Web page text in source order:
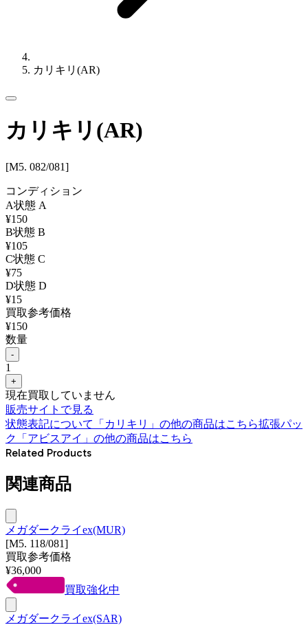
カリキリ(AR)
カリキリ(AR)
[M5. 082/081]
コンディション
A状態 A
¥150
B状態 B
¥105
C状態 C
¥75
D状態 D
¥15
買取参考価格
¥150
数量
-
1
+
現在買取していません
販売サイトで見る
状態表記について
「 カリキリ 」の他の商品はこちら拡張パッ
ク「アビスアイ」 の他の商品はこちら
Related Products
関連商品
メガダークライex(MUR)
[M5. 118/081]
買取参考価格
¥36,000
買取強化中
メガダークライex(SAR)